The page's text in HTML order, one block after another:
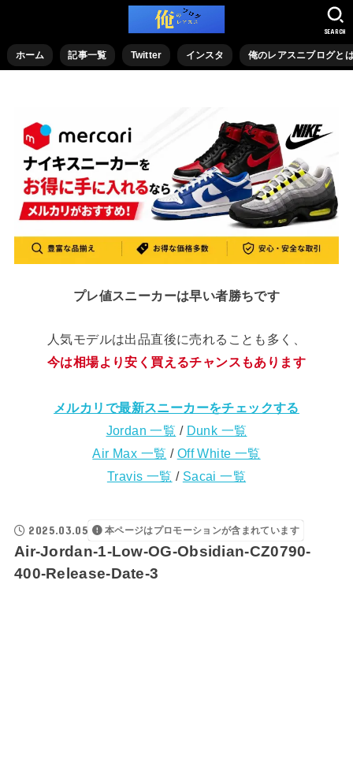
ホーム 記事一覧 Twitter インスタ 俺のレアスニブログと
SEARCH
プレ値スニーカーは早い者勝ちです
人気モデルは出品直後に売れることも多く、
今は相場より安く買えるチャンスもあります
メルカリで最新スニーカーをチェックする
Jordan 一覧 / Dunk 一覧
Air Max 一覧 / Off White 一覧
Travis 一覧 / Sacai 一覧
2025.03.05 本ページはプロモーションが含まれています
Air-Jordan-1-Low-OG-Obsidian-CZ0790-
400-Release-Date-3